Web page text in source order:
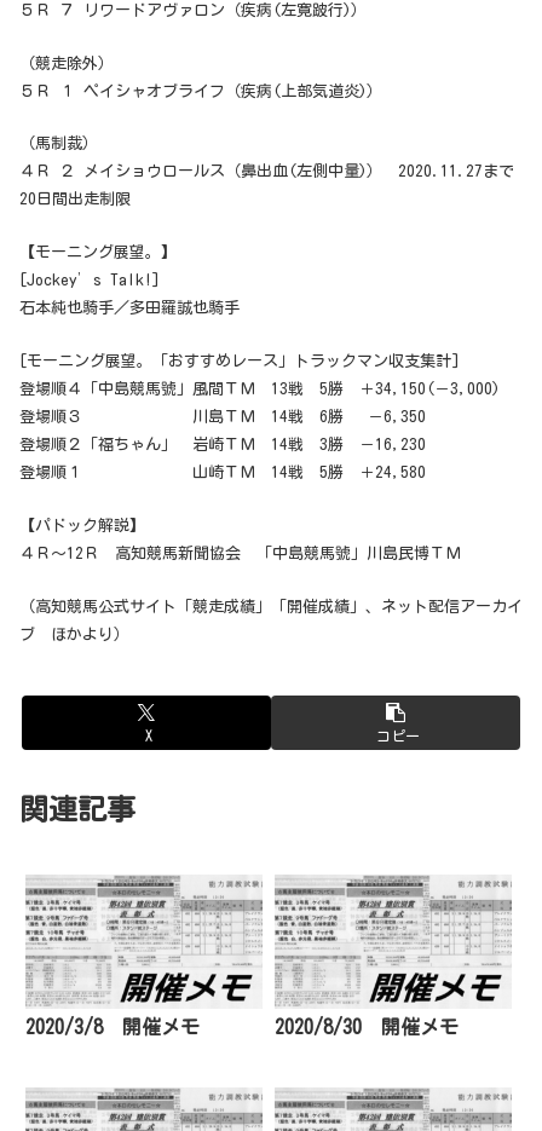
５Ｒ ７ リワードアヴァロン（疾病(左寛跛行)）
（競走除外）
５Ｒ １ ペイシャオブライフ（疾病(上部気道炎)）
（馬制裁）
４Ｒ ２ メイショウロールス（鼻出血(左側中量)） 2020.11.27まで
20日間出走制限
【モーニング展望。】
[Jockey’s Talk!]
石本純也騎手／多田羅誠也騎手
[モーニング展望。「おすすめレース」トラックマン収支集計]
登場順４「中島競馬號」風間ＴＭ 13戦 5勝 ＋34,150(－3,000)
登場順３ 川島ＴＭ 14戦 6勝 －6,350
登場順２「福ちゃん」 岩崎ＴＭ 14戦 3勝 －16,230
登場順１ 山崎ＴＭ 14戦 5勝 ＋24,580
【パドック解説】
４Ｒ～12Ｒ 高知競馬新聞協会 「中島競馬號」川島民博ＴＭ
（高知競馬公式サイト「競走成績」「開催成績」、ネット配信アーカイ
ブ ほかより）
X コピー
関連記事
2020/3/8 開催メモ 2020/8/30 開催メモ